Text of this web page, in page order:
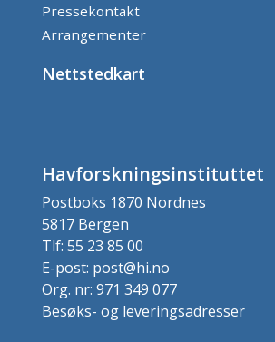
Pressekontakt
Arrangementer
Nettstedkart
Havforskningsinstituttet
Postboks 1870 Nordnes
5817 Bergen
Tlf: 55 23 85 00
E-post: post@hi.no
Org. nr: 971 349 077
Besøks- og leveringsadresser